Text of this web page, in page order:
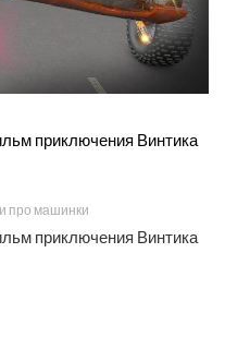
приключения Винтика
про машинки
приключения Винтика